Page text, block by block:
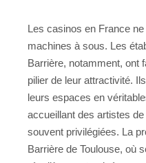
Les casinos en France
machines à sous. Les
Barrière, notamment, ont
pilier de leur attractivité.
leurs espaces en
accueillant des artistes
souvent privilégiées. La
Barrière de Toulouse, où